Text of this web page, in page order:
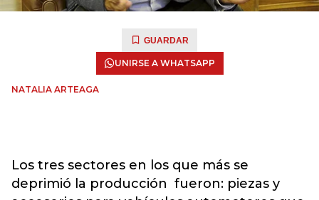
GUARDAR
UNIRSE A WHATSAPP
NATALIA ARTEAGA
Los tres sectores en los que más se
deprimió la producción fueron: piezas y